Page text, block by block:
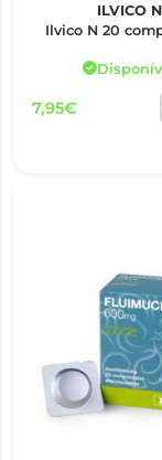
ILVICO N
Ilvico N 20
7,95€